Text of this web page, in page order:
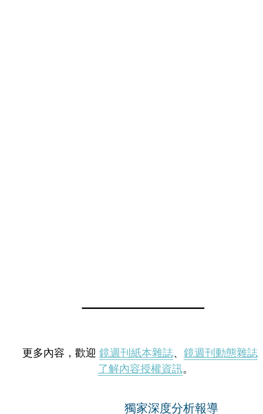
更多內容，歡迎 鏡週刊紙本雜誌、 鏡週刊動態雜誌
了解內容授權資訊。
獨家深度分析報導